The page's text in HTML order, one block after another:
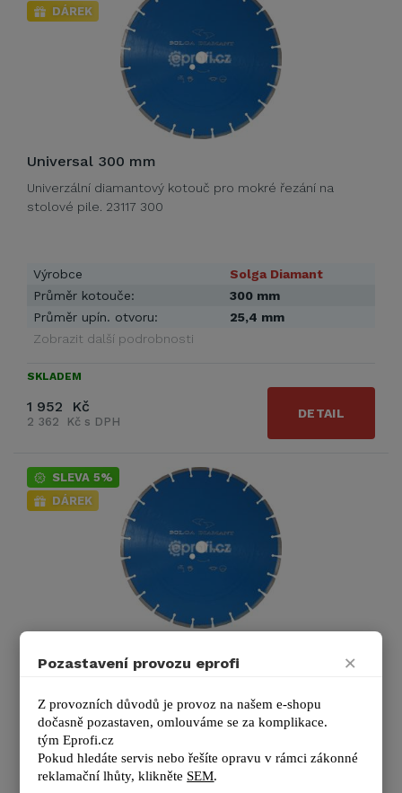
DÁREK
Universal 300 mm
Univerzální diamantový kotouč pro mokré řezání na
stolové pile. 23117 300
Výrobce
Solga Diamant
Průměr kotouče:
300 mm
Průměr upín. otvoru:
25,4 mm
Zobrazit další podrobnosti
SKLADEM
1 952 Kč
2 362 Kč s DPH
DETAIL
SLEVA 5%
DÁREK
řezání na stolové pile. Tento kotouč má větší upínací
otvor …
Výrobce
Solga Diamant
Průměr kotouče:
Pozastavení provozu eprofi ×
Z provozních důvodů je provoz na našem e-shopu
dočasně pozastaven, omlouváme se za komplikace.
tým Eprofi.cz
Pokud hledáte servis nebo řešíte opravu v rámci zákonné
reklamační lhůty, klikněte SEM.